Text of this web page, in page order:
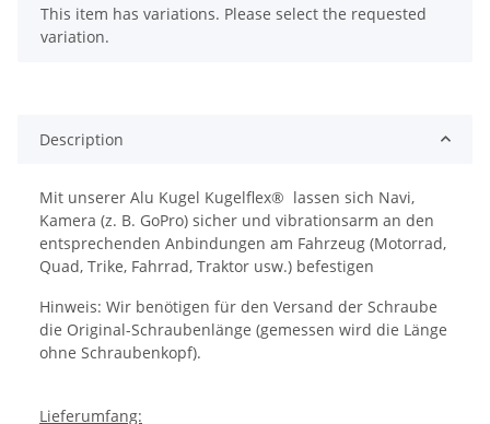
x
This item has variations. Please select the requested
variation.
Description
Mit unserer Alu Kugel Kugelflex® lassen sich Navi,
Kamera (z. B. GoPro) sicher und vibrationsarm an den
entsprechenden Anbindungen am Fahrzeug (Motorrad,
Quad, Trike, Fahrrad, Traktor usw.) befestigen
Hinweis: Wir benötigen für den Versand der Schraube
die Original-Schraubenlänge (gemessen wird die Länge
ohne Schraubenkopf).
Lieferumfang: